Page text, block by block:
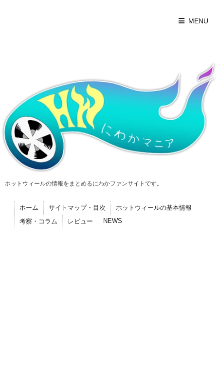
MENU
ホットウィールの情報をまとめるにわかファンサイトです。
ホーム サイトマップ・目次
ホットウィールの基本情報
考察・コラム
レビュー NEWS